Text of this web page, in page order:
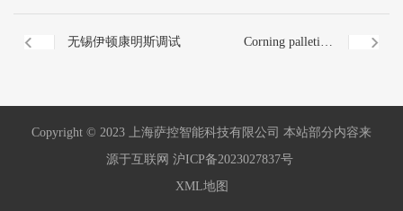
无锡伊顿康明斯调试 Corning palletizer
Copyright © 2023 上海萨控智能科技有限公司 本站部分内容来
源于互联网 沪ICP备2023027837号
XML地图